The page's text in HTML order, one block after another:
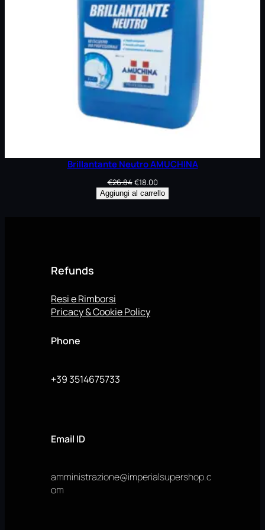
Brillantante Neutro AMUCHINA
€26.84Il
prezzo
€18.00Il
prezzo
Aggiungi al carrello
Refunds
Resi e Rimborsi
Pricacy & Cookie Policy
Phone
+39 3514675733
Email ID
amministrazione@imperialsupershop.c
om